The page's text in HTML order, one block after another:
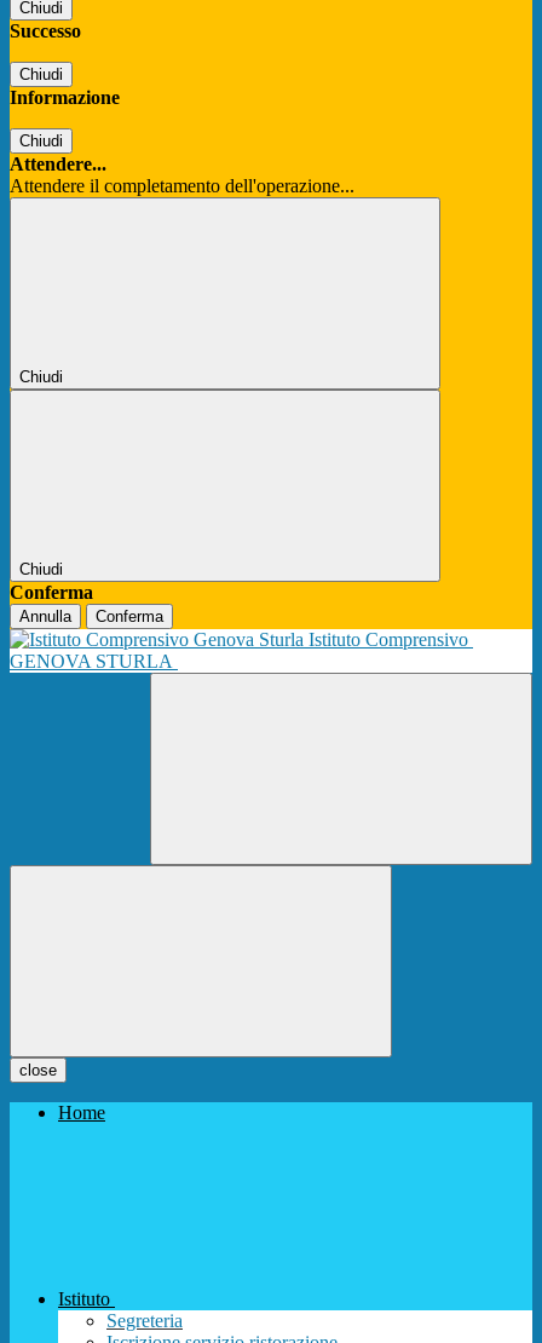
Chiudi
Successo
Chiudi
Informazione
Chiudi
Attendere...
Attendere il completamento dell'operazione...
Chiudi
Chiudi
Conferma
Annulla Conferma
Istituto Comprensivo
GENOVA STURLA
close
Home
Istituto
Segreteria